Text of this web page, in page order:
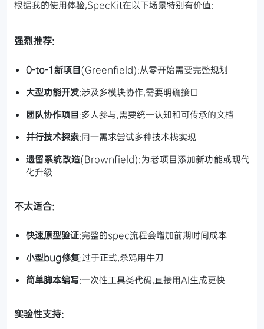
根据我的使用体验,SpecKit在以下场景特别有价值:
强烈推荐:
0-to-1新项目(Greenfield):从零开始需要完整规划
大型功能开发:涉及多模块协作,需要明确接口
团队协作项目:多人参与,需要统一认知和可传承的文档
并行技术探索:同一需求尝试多种技术栈实现
遗留系统改造(Brownfield):为老项目添加新功能或现代
化升级
不太适合:
快速原型验证:完整的spec流程会增加前期时间成本
小型bug修复:过于正式,杀鸡用牛刀
简单脚本编写:一次性工具类代码,直接用AI生成更快
实验性支持: